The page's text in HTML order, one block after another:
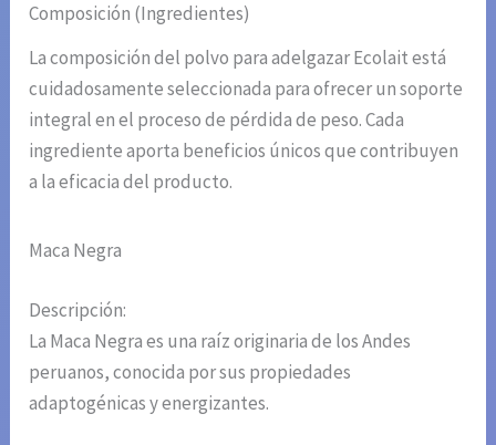
Composición (Ingredientes)
La composición del polvo para adelgazar Ecolait está
cuidadosamente seleccionada para ofrecer un soporte
integral en el proceso de pérdida de peso. Cada
ingrediente aporta beneficios únicos que contribuyen
a la eficacia del producto.
Maca Negra
Descripción:
La Maca Negra es una raíz originaria de los Andes
peruanos, conocida por sus propiedades
adaptogénicas y energizantes.